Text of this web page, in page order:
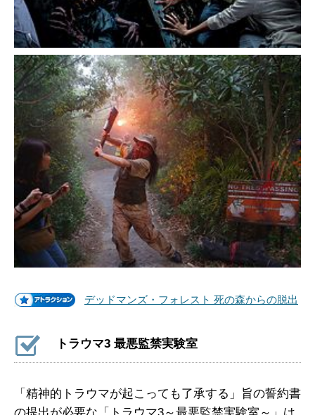
デッドマンズ・フォレスト 死の森からの脱出
トラウマ3 最悪監禁実験室
「精神的トラウマが起こっても了承する」旨の誓約書